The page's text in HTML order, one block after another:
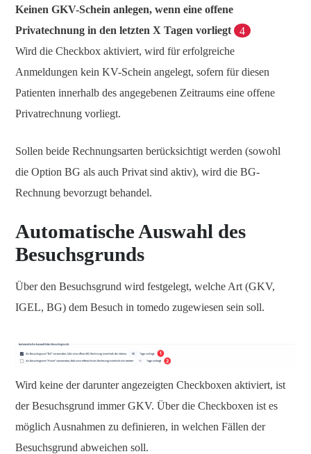
Keinen GKV-Schein anlegen, wenn eine offene
Privatechnung in den letzten X Tagen vorliegt
4
Wird die Checkbox aktiviert, wird für erfolgreiche
Anmeldungen kein KV-Schein angelegt, sofern für diesen
Patienten innerhalb des angegebenen Zeitraums eine offene
Privatrechnung vorliegt.
Sollen beide Rechnungsarten berücksichtigt werden (sowohl
die Option BG als auch Privat sind aktiv), wird die BG-
Rechnung bevorzugt behandel.
Automatische Auswahl des
Besuchsgrunds
Über den Besuchsgrund wird festgelegt, welche Art (GKV,
IGEL, BG) dem Besuch in tomedo zugewiesen sein soll.
Wird keine der darunter angezeigten Checkboxen aktiviert, ist
der Besuchsgrund immer GKV. Über die Checkboxen ist es
möglich Ausnahmen zu definieren, in welchen Fällen der
Besuchsgrund abweichen soll.